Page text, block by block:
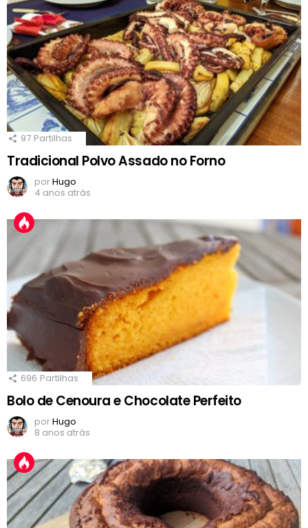
97 Partilhas
Tradicional Polvo Assado no Forno
porHugo
4 anos atrás
696 Partilhas
Bolo de Cenoura e Chocolate Perfeito
porHugo
8 anos atrás